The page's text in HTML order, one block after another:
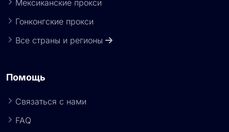
Мексиканские прокси
Гонконгские прокси
Все страны и регионы
Помощь
Связаться с нами
FAQ